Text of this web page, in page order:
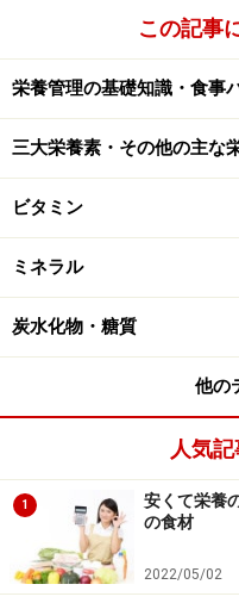
この記事
栄養管理の基礎知識・食事
三大栄養素・その他の主な
ビタミン
ミネラル
炭水化物・糖質
他の
人気
1
安くて栄養
の食材
2022/05/02